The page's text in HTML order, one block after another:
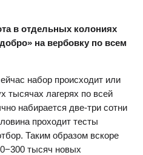
в отдельных колониях
на вербовку по всем
набор происходит или
тысячах лагерях по всей
набирается две-три сотни
проходит тесты
Таким образом вскоре
тысяч новых